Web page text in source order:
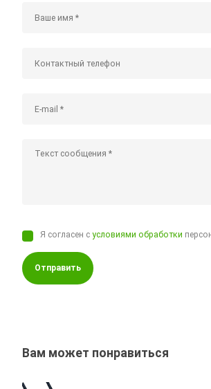
Я согласен сусловиями обработки
Отправить
Вам может понравиться